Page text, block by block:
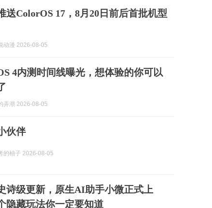
送ColorOS 17，8月20日前后首批机型
动漫 2026-08-05
4内测时间线曝光，想体验的你可以
弄潮 2026-08-05
伙伴
的柚子 2026-08-05
诗级更新，原生AI助手小微正式上
隐藏玩法你一定要知道